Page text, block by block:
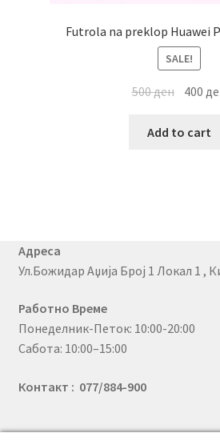
Futrola na preklop Huawei
SALE!
500ден 400
Add to cart
Адреса
Ул.Божидар Аџија Број 1 Локал 1 ,
Работно Време
Понеделник-Петок: 10:00-20:00
Сабота: 10:00–15:00
Контакт : 077/884-900